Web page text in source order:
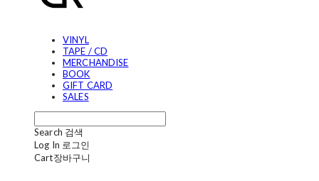
VINYL
TAPE / CD
MERCHANDISE
BOOK
GIFT CARD
SALES
Search 검색
Log In 로그인
Cart장바구니